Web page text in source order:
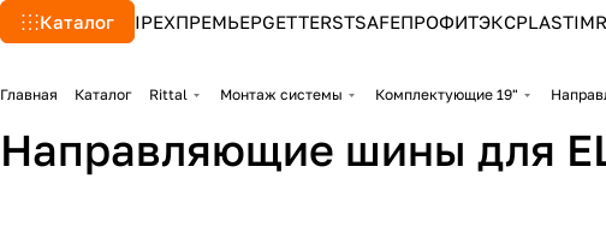
Каталог IPEXПРЕМЬЕРGETTERSTSAFEПРОФИТЭКСPLASTIM
Главная Каталог Rittal Монтаж системы Комплектующие 19"
Направляющие шины для